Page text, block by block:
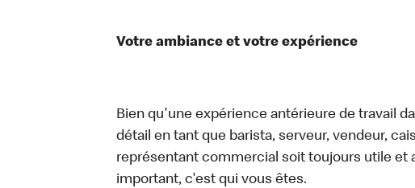
Votre ambiance et votre expérience
Bien qu'une expérience antérieure de travail
détail en tant que barista, serveur, vendeur,
représentant commercial soit toujours utile et
important, c'est qui vous êtes.